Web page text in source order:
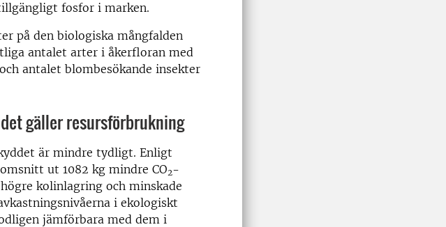
fosfor i marken.
på den biologiska mångfalden
antalet arter i åkerfloran med
antalet blombesökande insekter
gäller resursförbrukning
är mindre tydligt. Enligt
ut 1082 kg mindre CO2-
kolinlagring och minskade
i ekologiskt
jämförbara med dem i